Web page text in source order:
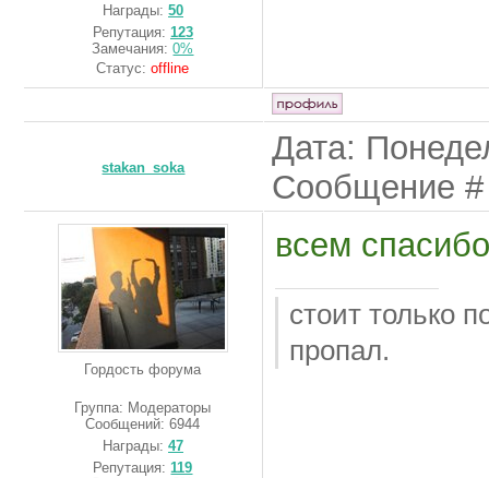
Награды: 50
Репутация: 123
Замечания:0%
Статус:offline
stakan_soka
Дата:
Сообщение
Гордость форума
Группа: Модераторы
Сообщений:6944
Награды: 47
Репутация:119
всем
стоит только
пропал.